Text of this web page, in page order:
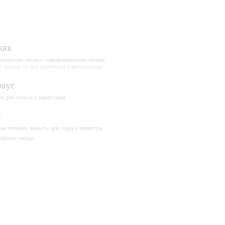
песнь», симфоническая поэма
летию со дня рождения композитора
для голоса с оркестром
любви», вальсы для хора и оркестра
танцы